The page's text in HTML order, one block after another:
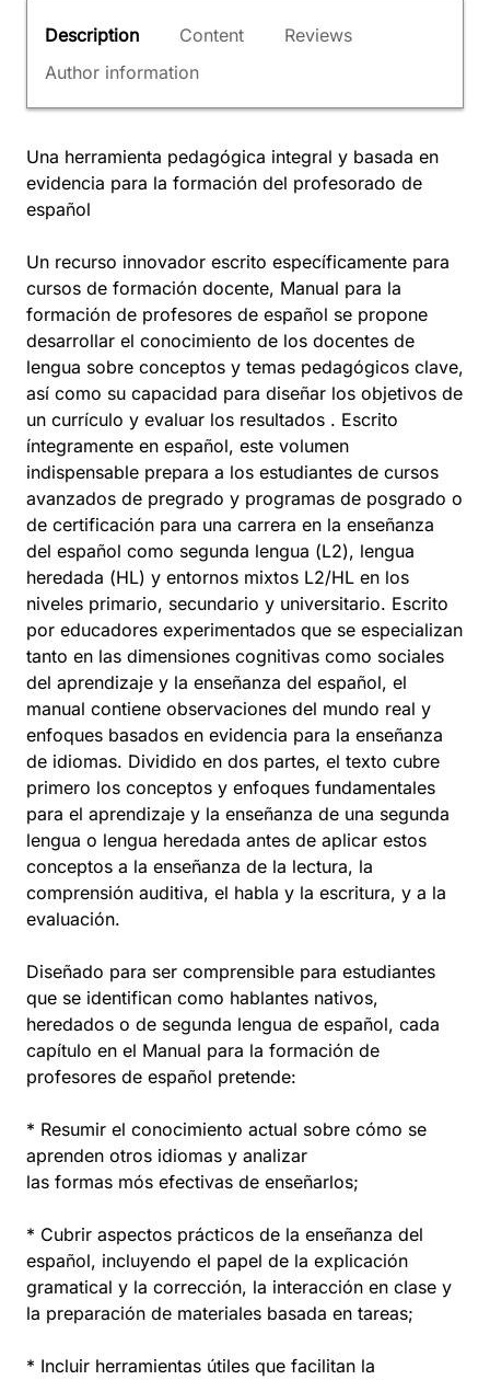
Description Content
Reviews
Author information
Una herramienta pedagógica integral y basada en
evidencia para la formación del profesorado de
español
Un recurso innovador escrito específicamente para
cursos de formación docente, Manual para la
formación de profesores de español se propone
desarrollar el conocimiento de los docentes de
lengua sobre conceptos y temas pedagógicos clave,
así como su capacidad para diseñar los objetivos de
un currículo y evaluar los resultados . Escrito
íntegramente en español, este volumen
indispensable prepara a los estudiantes de cursos
avanzados de pregrado y programas de posgrado o
de certificación para una carrera en la enseñanza
del español como segunda lengua (L2), lengua
heredada (HL) y entornos mixtos L2/HL en los
niveles primario, secundario y universitario. Escrito
por educadores experimentados que se especializan
tanto en las dimensiones cognitivas como sociales
del aprendizaje y la enseñanza del español, el
manual contiene observaciones del mundo real y
enfoques basados en evidencia para la enseñanza
de idiomas. Dividido en dos partes, el texto cubre
primero los conceptos y enfoques fundamentales
para el aprendizaje y la enseñanza de una segunda
lengua o lengua heredada antes de aplicar estos
conceptos a la enseñanza de la lectura, la
comprensión auditiva, el habla y la escritura, y a la
evaluación.
Diseñado para ser comprensible para estudiantes
que se identifican como hablantes nativos,
heredados o de segunda lengua de español, cada
capítulo en el Manual para la formación de
profesores de español pretende:
* Resumir el conocimiento actual sobre cómo se
aprenden otros idiomas y analizar
las formas mós efectivas de enseñarlos;
* Cubrir aspectos prácticos de la enseñanza del
español, incluyendo el papel de la explicación
gramatical y la corrección, la interacción en clase y
la preparación de materiales basada en tareas;
* Incluir herramientas útiles que facilitan la